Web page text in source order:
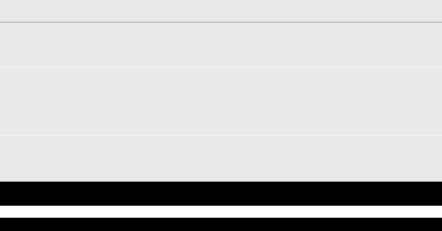
Matchday Football Edit
PicsArt - Como Fazer Arte